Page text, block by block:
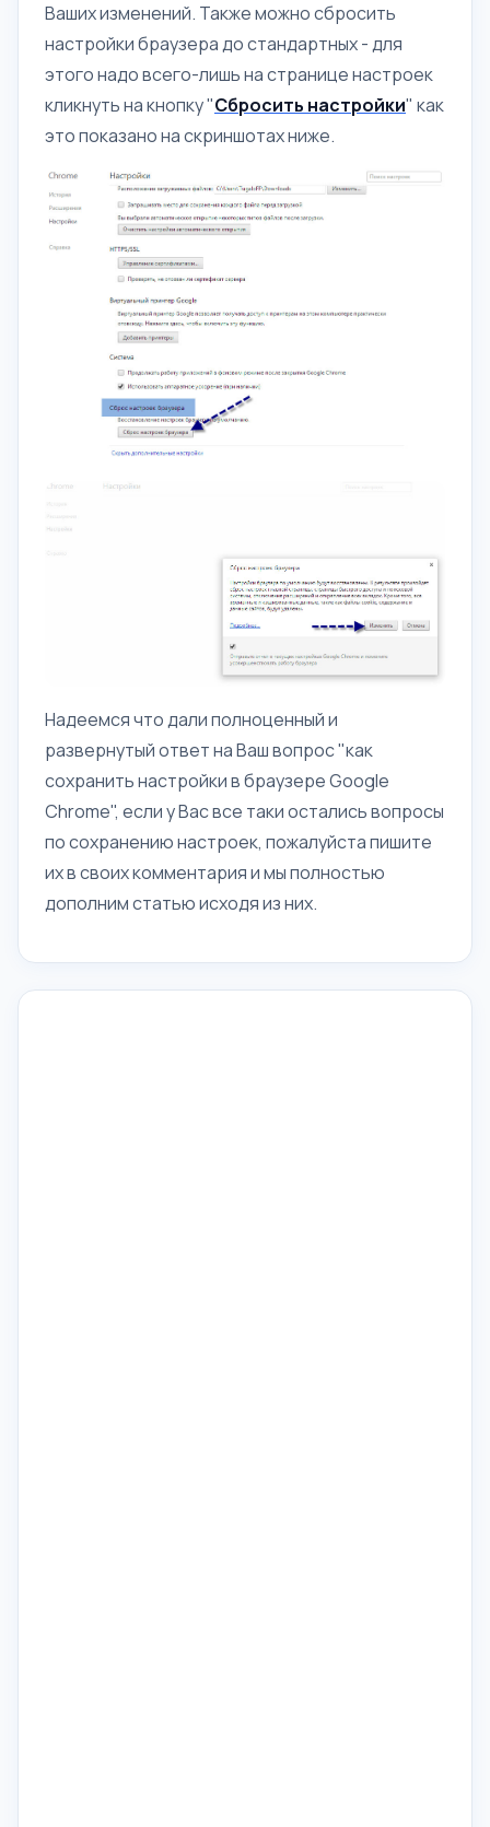
Ваших изменений. Также можно сбросить
настройки браузера до стандартных - для
этого надо всего-лишь на странице настроек
кликнуть на кнопку "Сбросить настройки" как
это показано на скриншотах ниже.
Надеемся что дали полноценный и
развернутый ответ на Ваш вопрос "как
сохранить настройки в браузере Google
Chrome", если у Вас все таки остались вопросы
по сохранению настроек, пожалуйста пишите
их в своих комментария и мы полностью
дополним статью исходя из них.